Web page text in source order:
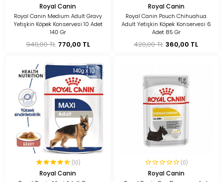
Royal Canin
Royal Canin Medium Adult Gravy
Yetişkin Köpek Konservesi 10 Adet
140 Gr
940,00 TL 770,00 TL
Royal Canin
Royal Canin Pouch Chihuahua
Adult Yetişkin Köpek Konservesi 6
Adet 85 Gr
420,00 TL 360,00 TL
(10)
Royal Canin
(0)
Royal Canin